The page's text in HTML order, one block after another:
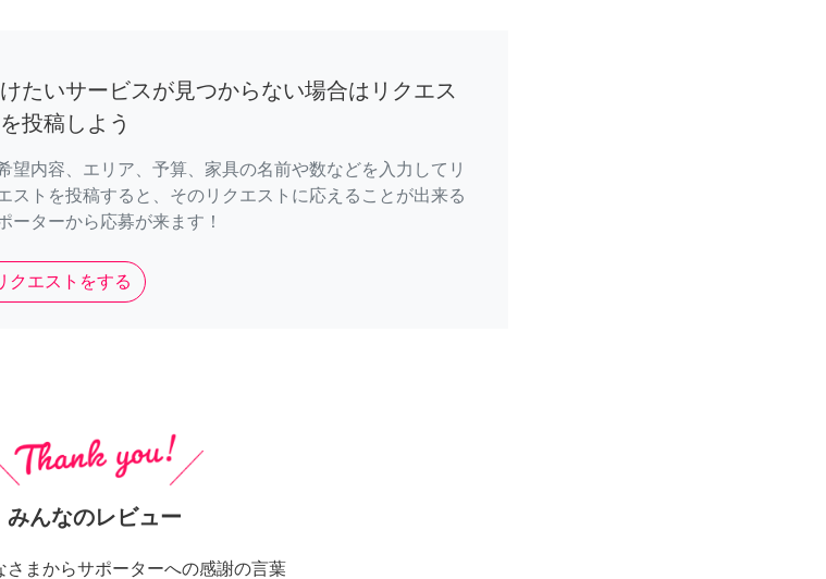
たいサービスが見つからない場合はリクエス
を投稿しよう
望内容、エリア、予算、家具の名前や数などを入力してリ
ストを投稿すると、そのリクエストに応えることが出来る
ーターから応募が来ます！
クエストをする
みんなのレビュー
さまからサポーターへの感謝の言葉